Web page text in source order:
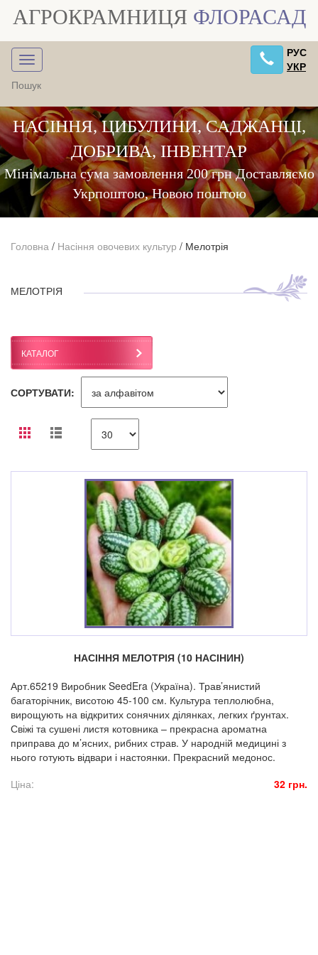
АГРОКРАМНИЦЯ ФЛОРАСАД
РУС
УКР
НАСІННЯ, ЦИБУЛИНИ, САДЖАНЦІ,
ДОБРИВА, ІНВЕНТАР
Мінімальна сума замовлення 200 грн Доставляємо
Укрпоштою, Новою поштою
Головна / Насіння овочевих культур / Мелотрія
МЕЛОТРІЯ
КАТАЛОГ
СОРТУВАТИ:
НАСІННЯ МЕЛОТРІЯ (10 НАСІНИН)
Арт.65219 Виробник SeedEra (Україна). Трав’янистий
багаторічник, висотою 45-100 см. Культура теплолюбна,
вирощують на відкритих сонячних ділянках, легких ґрунтах.
Свіжі та сушені листя котовника – прекрасна ароматна
приправа до м’ясних, рибних страв. У народній медицині з
нього готують відвари і настоянки. Прекрасний медонос.
Ціна:
32 грн.